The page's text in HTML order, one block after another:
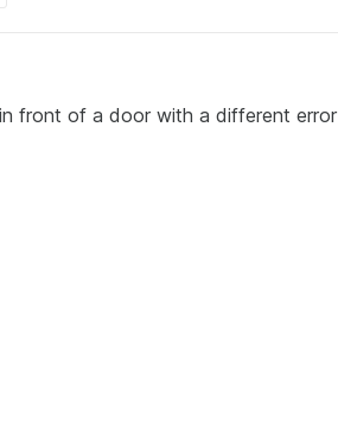
front of a door with a different error